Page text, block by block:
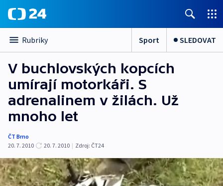
Rubriky Sport SLEDOVAT
V buchlovských kopcích
umírají motorkáři. S
adrenalinem v žilách. Už
mnoho let
ČT Brno
20. 7. 2010
20. 7. 2010 | Zdroj: ČT24